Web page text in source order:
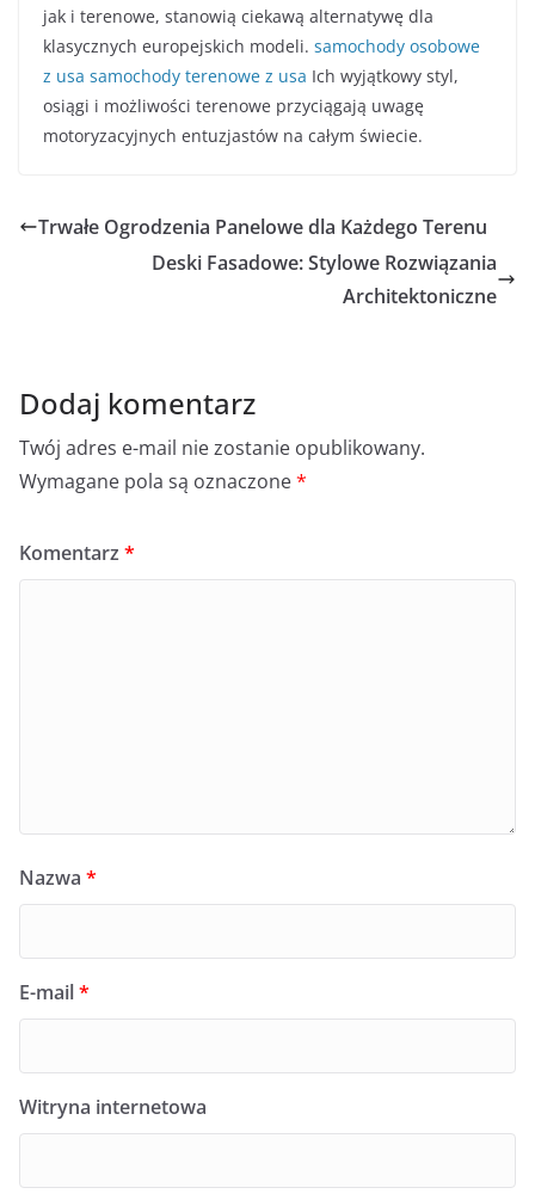
jak i terenowe, stanowią ciekawą alternatywę dla
klasycznych europejskich modeli. samochody osobowe
z usa samochody terenowe z usa Ich wyjątkowy styl,
osiągi i możliwości terenowe przyciągają uwagę
motoryzacyjnych entuzjastów na całym świecie.
Trwałe Ogrodzenia Panelowe dla Każdego Terenu
Deski Fasadowe: Stylowe Rozwiązania
Architektoniczne
Dodaj komentarz
Twój adres e-mail nie zostanie opublikowany.
Wymagane pola są oznaczone*
Komentarz *
Nazwa *
E-mail*
Witryna internetowa